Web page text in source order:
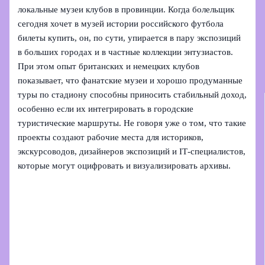
локальные музеи клубов в провинции. Когда болельщик
сегодня хочет в музей истории российского футбола
билеты купить, он, по сути, упирается в пару экспозиций
в больших городах и в частные коллекции энтузиастов.
При этом опыт британских и немецких клубов
показывает, что фанатские музеи и хорошо продуманные
туры по стадиону способны приносить стабильный доход,
особенно если их интегрировать в городские
туристические маршруты. Не говоря уже о том, что такие
проекты создают рабочие места для историков,
экскурсоводов, дизайнеров экспозиций и IT‑специалистов,
которые могут оцифровать и визуализировать архивы.